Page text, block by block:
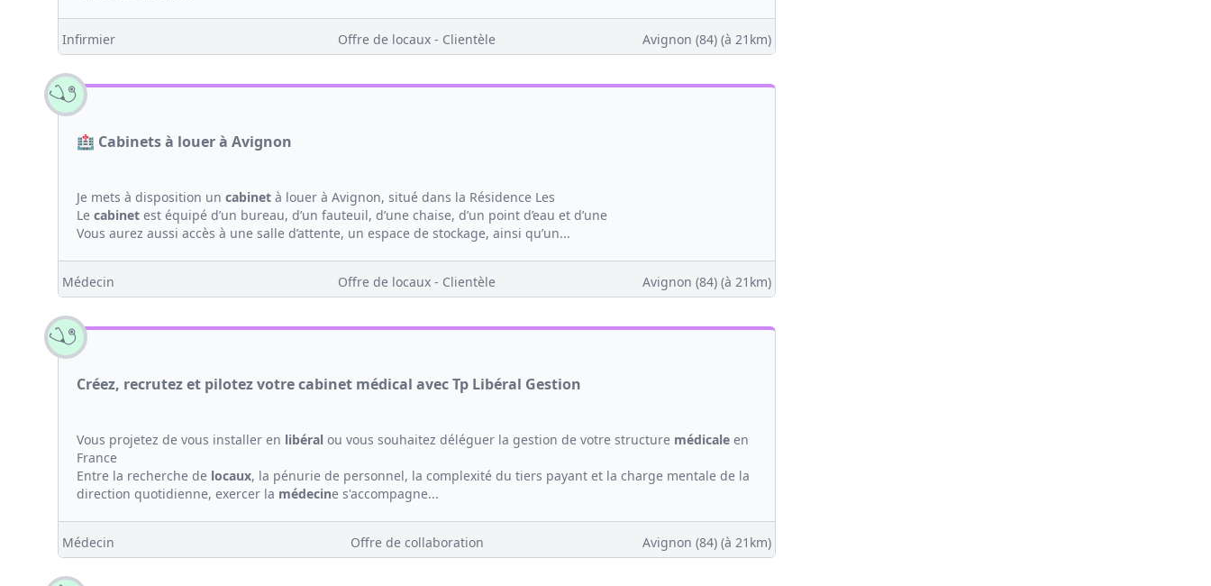
Infirmier Offre de locaux - Clientèle Avignon (84)(à 21km)
🏥 Cabinets à louer à Avignon
Je mets à disposition un cabinet à louer à Avignon, situé dans la Résidence Les
Le cabinet est équipé d’un bureau, d’un fauteuil, d’une chaise, d’un point d’eau et d’une
Vous aurez aussi accès à une salle d’attente, un espace de stockage, ainsi qu’un...
Médecin Offre de locaux - Clientèle Avignon (84)(à 21km)
Créez, recrutez et pilotez votre cabinet médical avec Tp Libéral Gestion
Vous projetez de vous installer en libéral ou vous souhaitez déléguer la gestion de votre structure médicale en
France
Entre la recherche de locaux, la pénurie de personnel, la complexité du tiers payant et la charge mentale de la
direction quotidienne, exercer la médecine s'accompagne...
Médecin Offre de collaboration Avignon (84)(à 21km)